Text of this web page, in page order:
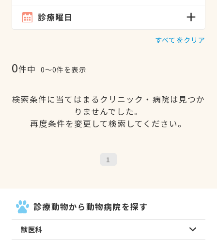
診療曜日
すべてをクリア
0件中 0〜0件を表示
検索条件に当てはまるクリニック・病院は見つか
りませんでした。
再度条件を変更して検索してください。
1
診療動物から動物病院を探す
獣医科